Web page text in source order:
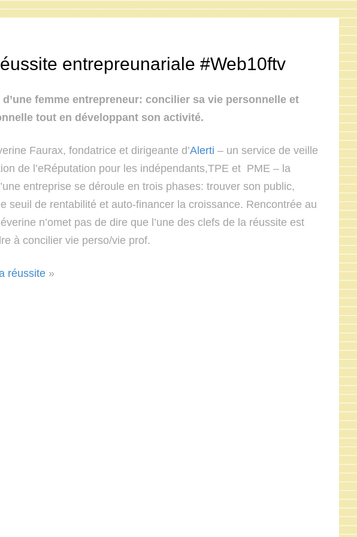
entrepreunariale #Web10ftv
femme entrepreneur: concilier sa vie personnelle et
tout en développant son activité.
Faurax, fondatrice et dirigeante d’Alerti – un service de veille
de l’eRéputation pour les indépendants,TPE et PME – la
entreprise se déroule en trois phases: trouver son public,
seuil de rentabilité et auto-financer la croissance. Rencontrée au
n’omet pas de dire que l’une des clefs de la réussite est
à concilier vie perso/vie prof.
réussite »